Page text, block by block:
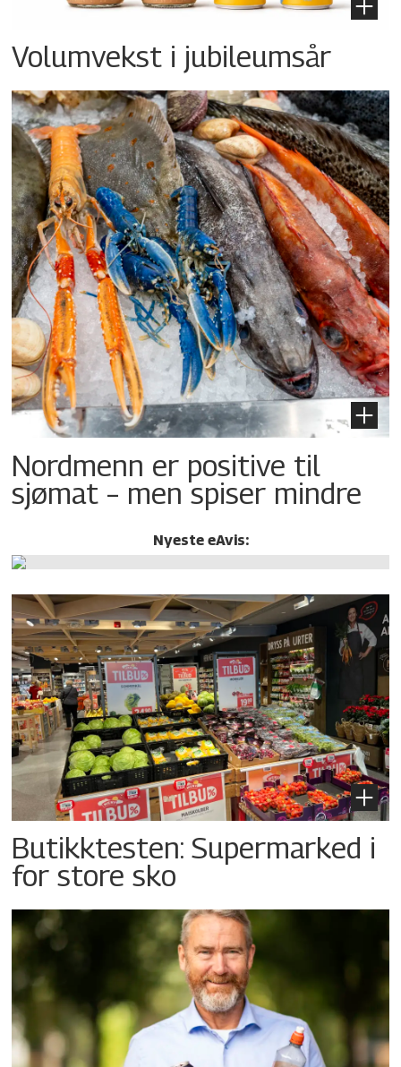
Volumvekst i jubileumsår
Nordmenn er positive til
sjømat – men spiser mindre
Nyeste eAvis:
Butikktesten: Supermarked i
for store sko